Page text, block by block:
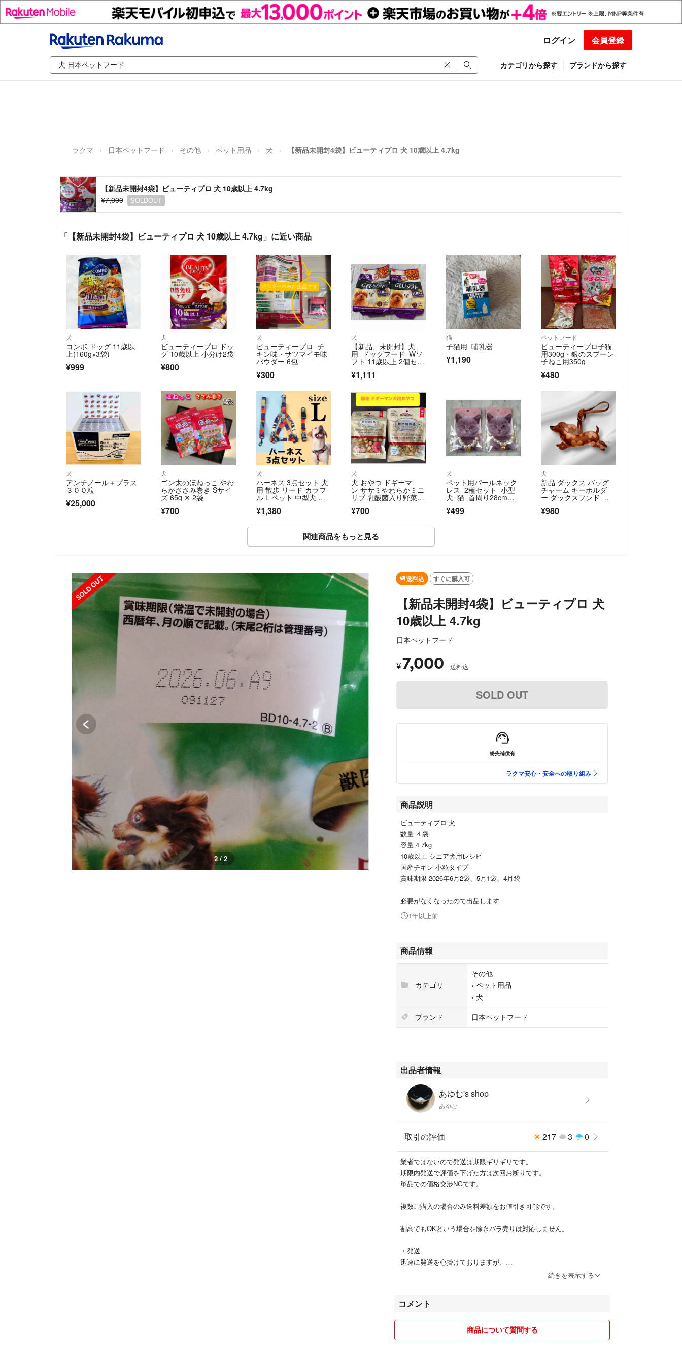
ログイン 会員登録
カテゴリから探す ブランドから探す
ラクマ 日本ペットフード その他 ペット用品 犬 【新品未開封4袋】ビューティプロ 犬 10歳以上 4.7kg
【新品未開封4袋】ビューティプロ 犬 10歳以上 4.7kg
¥7,000
SOLDOUT
「【新品未開封4袋】ビューティプロ 犬 10歳以上 4.7kg」に近い商品
犬
コンボ ドッグ 11歳以
上(160g×3袋)
¥999
犬
ビューティープロ ドッ
グ 10歳以上 小分け2袋
¥800
犬
ビューティープロ チ
キン味・サツマイモ味
パウダー 6包
¥300
犬
【新品、未開封】犬
用 ドッグフード Wソ
フト 11歳以上 2個セッ
ト シニア用
¥1,111
猫
子猫用 哺乳器
¥1,190
ペットフード
ビューティープロ子猫
用300g・銀のスプーン
子ねこ用350g
¥480
犬
アンチノール＋プラス
３００粒
¥25,000
犬
ゴン太のほねっこ やわ
らかささみ巻き Sサイ
ズ 65g ✕ 2袋
¥700
犬
ハーネス 3点セット 犬
用 散歩 リード カラフ
ル L ペット 中型犬 大
¥1,380
犬
犬 おやつ ドギーマ
ン ササミやわらかミニ
リブ 乳酸菌入り野菜 M
¥700
犬
ペット用パールネック
レス 2種セット 小型
犬 猫 首周り28cmま
¥499
犬
新品 ダックス バッグ
チャーム キーホルダ
ー ダックスフンド 犬
ー 犬雑貨 犬グッズ ギ
¥980
関連商品をもっと見る
2 / 2
送料込 すぐに購入可
【新品未開封4袋】ビューティプロ 犬
10歳以上 4.7kg
日本ペットフード
¥7,000 送料込
SOLD OUT
紛失補償有
ラクマ安心・安全への取り組み
商品説明
ビューティプロ 犬
数量 ４袋
容量 4.7kg
10歳以上 シニア犬用レシピ
国産チキン 小粒タイプ
賞味期限 2026年6月2袋、5月1袋、4月袋
必要がなくなったので出品します
1年以上前
商品情報
カテゴリ
その他
› ペット用品
› 犬
ブランド
日本ペットフード
出品者情報
あゆむ's shop
あゆむ
取引の評価 217 3 0
業者ではないので発送は期限ギリギリです。
期限内発送で評価を下げた方は次回お断りです。
単品での価格交渉NGです。
複数ご購入の場合のみ送料差額をお値引き可能です。
割高でもOKという場合を除きバラ売りは対応しません。
・発送
迅速に発送を心掛けておりますが、
即対応でない事へのクレームご遠慮願います。
期限内発送でのクレームは以後取引致しませんのでブロックします。
・出品
続きを表示する
コメント
商品について質問する